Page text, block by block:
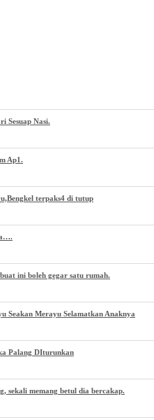
Sesuap Nasi.
Ap1.
terpaks4 di tutup
ini boleh gegar satu rumah.
Seakan Merayu Selamatkan Anaknya
Palang DIturunkan
sekali memang betul dia bercakap.